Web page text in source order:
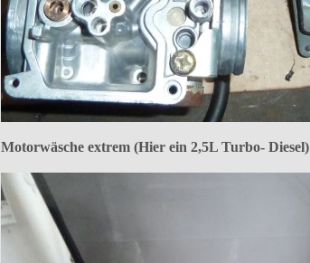
Motorwäsche extrem (Hier ein 2,5L Turbo- Diesel)